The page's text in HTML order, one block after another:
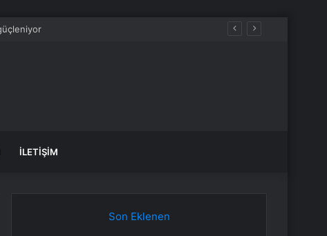
İLETIŞIM
Son Eklenen